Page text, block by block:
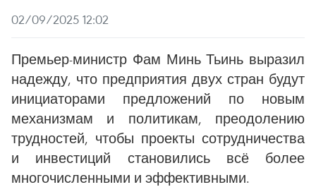
02/09/2025 12:02
Премьер-министр Фам Минь Тьинь выразил
надежду, что предприятия двух стран будут
инициаторами предложений по новым
механизмам и политикам, преодолению
трудностей, чтобы проекты сотрудничества
и инвестиций становились всё более
многочисленными и эффективными.